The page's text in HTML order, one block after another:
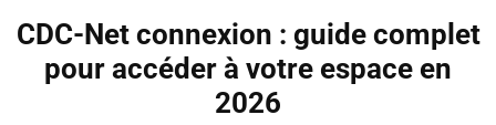
CDC-Net connexion : guide complet
pour accéder à votre espace en
2026